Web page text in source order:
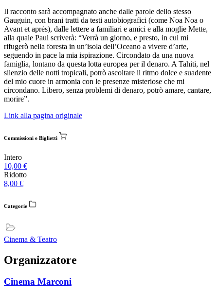
Il racconto sarà accompagnato anche dalle parole dello stesso
Gauguin, con brani tratti da testi autobiografici (come Noa Noa o
Avant et après), dalle lettere a familiari e amici e alla moglie Mette,
alla quale Paul scriverà: “Verrà un giorno, e presto, in cui mi
rifugerò nella foresta in un’isola dell’Oceano a vivere d’arte,
seguendo in pace la mia ispirazione. Circondato da una nuova
famiglia, lontano da questa lotta europea per il denaro. A Tahiti, nel
silenzio delle notti tropicali, potrò ascoltare il ritmo dolce e suadente
del mio cuore in armonia con le presenze misteriose che mi
circondano. Libero, senza problemi di denaro, potrò amare, cantare,
morire”.
Link alla pagina originale
Commissioni e Biglietti
Intero
10,00 €
Ridotto
8,00 €
Categorie
Cinema & Teatro
Organizzatore
Cinema Marconi